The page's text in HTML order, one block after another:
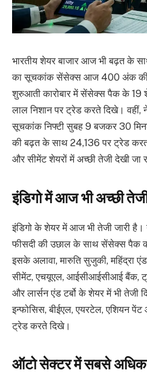
भारतीय शेयर बाजार आज भी बढ़त के
का सूचकांक सेंसेक्स आज 400 अंक की
शुरुआती कारोबार में सेंसेक्स पैक के 19
लाल निशान पर ट्रेड करते दिखे।
सूचकांक निफ्टी सुबह 9 बजकर 30
की बढ़त के साथ 24,136 पर ट्रेड
और सीमेंट शेयरों में अच्छी तेजी देखी जा
इंडिगो में आज भी अच्छी
इंडिगो के शेयर में आज भी तेजी जारी
फीसदी की उछाल के साथ सेंसेक्स पैक का
इसके अलावा, मारुति सुजुकी, महिंद्रा
सीमेंट, एचयूएल, आईसीआईसीआई बैंक,
और लार्सन एंड टर्बो के शेयर में भी तेजी
इन्फोसिस, बीईएल, एयरटेल, एशियन पेंट
ट्रेड करते दिखे।
ऑटो सेक्टर में सबसे